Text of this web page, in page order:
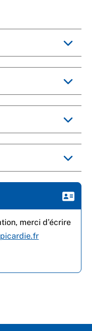
merci d’écrire